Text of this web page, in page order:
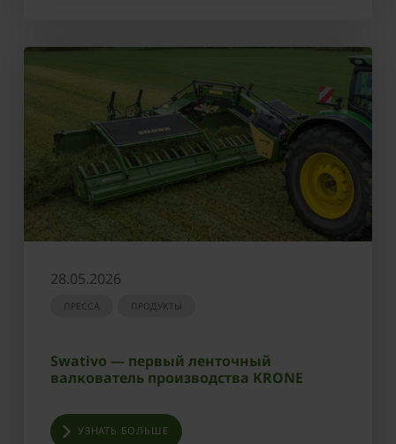
28.05.2026
ПРЕССА ПРОДУКТЫ
Swativo — первый ленточный
валкователь производства KRONE
УЗНАТЬ БОЛЬШЕ